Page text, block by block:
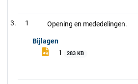
1 Opening en mededelingen.
Bijlagen
1
283 KB